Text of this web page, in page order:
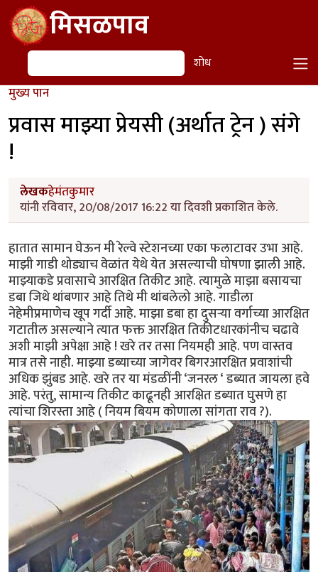
Skip to main contentमिसळपाव
शोध शोध
मुख्य पान
प्रवास माझ्या प्रेयसी (अर्थात ट्रेन ) संगे
!
लेखकहेमंतकुमार
यांनी रविवार, 20/08/2017 16:22 या दिवशी प्रकाशित केले.
हातात सामान घेऊन मी रेल्वे स्टेशनच्या एका फलाटावर उभा आहे.
माझी गाडी थोड्याच वेळांत येथे येत असल्याची घोषणा झाली आहे.
माझ्याकडे प्रवासाचे आरक्षित तिकीट आहे. त्यामुळे माझा बसायचा
डबा जिथे थांबणार आहे तिथे मी थांबलेलो आहे. गाडीला
नेहेमीप्रमाणेच खूप गर्दी आहे. माझा डबा हा दुसऱ्या वर्गाच्या आरक्षित
गटातील असल्याने त्यात फक्त आरक्षित तिकीटधारकांनीच चढावे
अशी माझी अपेक्षा आहे ! खरे तर तसा नियमही आहे. पण वास्तव
मात्र तसे नाही. माझ्या डब्याच्या जागेवर बिगरआरक्षित प्रवाशांची
अधिक झुंबड आहे. खरे तर या मंडळींनी ‘जनरल ‘ डब्यात जायला हवे
आहे. परंतु, सामान्य तिकीट काढूनही आरक्षित डब्यात घुसणे हा
त्यांचा शिरस्ता आहे ( नियम बियम कोणाला सांगता राव ?).